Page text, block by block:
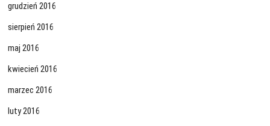
grudzień 2016
sierpień 2016
maj 2016
kwiecień 2016
marzec 2016
luty 2016